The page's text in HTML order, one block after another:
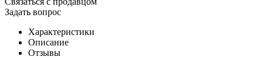
Задать вопрос
Характеристики
Описание
Отзывы